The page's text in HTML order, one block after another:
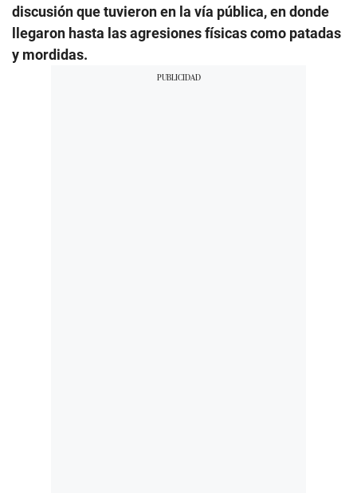
discusión que tuvieron en la vía pública, en donde
llegaron hasta las agresiones físicas como patadas
y mordidas.